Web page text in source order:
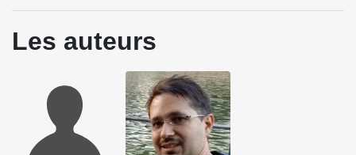
Les auteurs